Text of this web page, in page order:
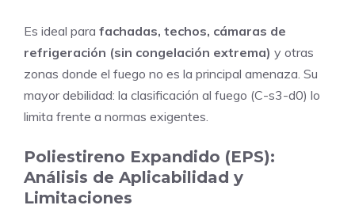
Es ideal para fachadas, techos, cámaras de
refrigeración (sin congelación extrema) y otras
zonas donde el fuego no es la principal amenaza. Su
mayor debilidad: la clasificación al fuego (C-s3-d0) lo
limita frente a normas exigentes.
Poliestireno Expandido (EPS):
Análisis de Aplicabilidad y
Limitaciones